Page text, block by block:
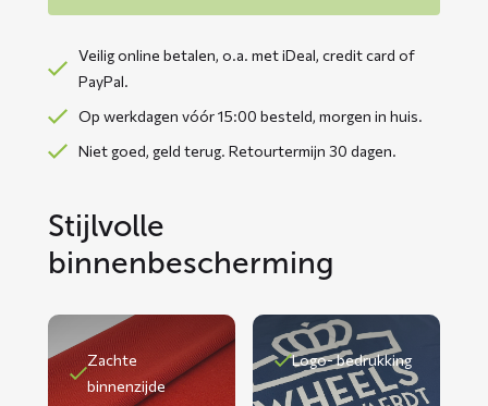
Veilig online betalen, o.a. met iDeal, credit card of
PayPal.
Op werkdagen vóór 15:00 besteld, morgen in huis.
Niet goed, geld terug. Retourtermijn 30 dagen.
Stijlvolle
binnenbescherming
Zachte
binnenzijde
Logo- bedrukking